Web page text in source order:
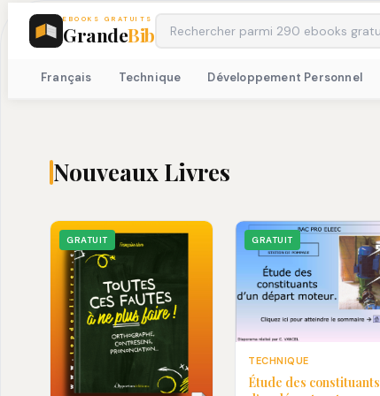
EBOOKS GRATUITS
GrandeBib
Français Technique Développement Personnel
Nouveaux Livres
GRATUIT GRATUIT
TECHNIQUE
Étude des constituants